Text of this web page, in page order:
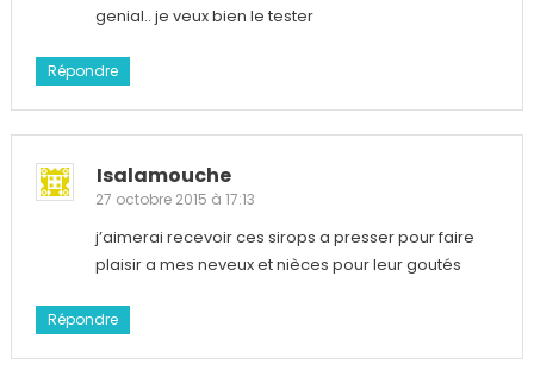
genial.. je veux bien le tester
Répondre
Isalamouche
27 octobre 2015 à 17:13
j’aimerai recevoir ces sirops a presser pour faire
plaisir a mes neveux et nièces pour leur goutés
Répondre